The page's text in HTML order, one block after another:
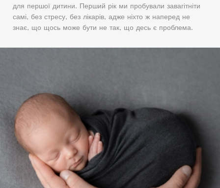
для першої дитини. Перший рік ми пробували завагітніти
самі, без стресу, без лікарів, адже ніхто ж наперед не
знає, що щось може бути не так, що десь є проблема.